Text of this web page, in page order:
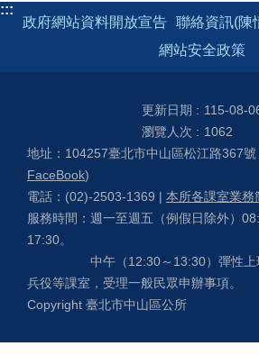
:::
政府網站資料開放宣告 聯絡資訊(陳
網站安全政策
更新日期
115-08-
瀏覽人次
1062
地址：104257臺北市中山區松江路367號
FaceBook)
電話：(02)-2503-1369 | 本所各課室業務
服務時間：週一至週五（例假日除外）
17:30。
中午（12:30～13:30）彈性上班
兵役等課室，受理一般民眾申辦事項。
Copyright 臺北市中山區公所